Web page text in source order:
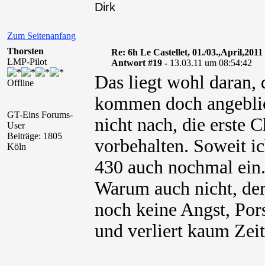
Zum Seitenanfang
Dirk
Thorsten
LMP-Pilot
Offline
GT-Eins Forums-
User
Beiträge: 1805
Köln
Re: 6h Le Castellet, 01./03.,April,2011
Antwort #19 - 13.03.11 um 08:54:42
Das liegt wohl daran,
kommen doch
nicht nach, die erste
vorbehalten. Soweit
430 auch nochmal ein.
Warum auch nicht,
noch keine Angst,
und verliert kaum